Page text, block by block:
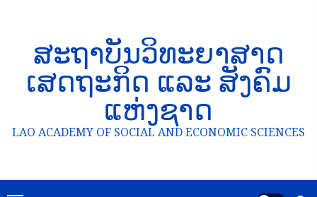
ສະຖາບັນວິທະຍາສາດ
ເສດຖະກິດ ແລະ ສັງຄົມ
ແຫ່ງຊາດ
LAO ACADEMY OF SOCIAL AND ECONOMIC SCIENCES